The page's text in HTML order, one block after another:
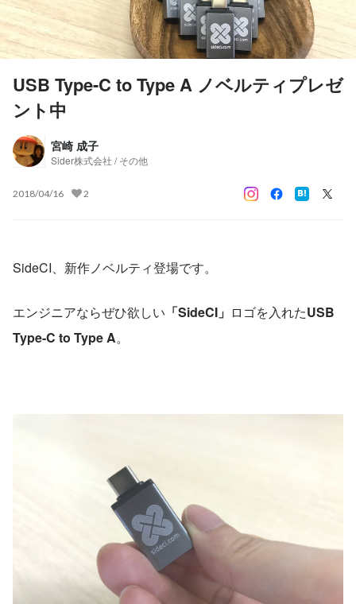
USB Type-C to Type A ノベルティプレゼ
ント中
宮崎 成子
Sider株式会社 / その他
2018/04/16 2
SideCI、新作ノベルティ登場です。
エンジニアならぜひ欲しい 「SideCI」 ロゴを入れたUSB
Type-C to Type A。